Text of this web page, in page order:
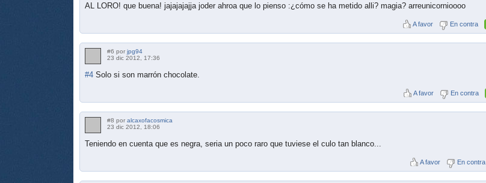
AL LORO! que buena! jajajajajja joder ahroa que lo pienso :¿cómo se ha metido alli? magia? arreunicornioooo
A favor En contra
#6 por jpg94
23 dic 2012, 17:36
#4 Solo si son marrón chocolate.
A favor En contra
#8 por alcaxofacosmica
23 dic 2012, 18:06
Teniendo en cuenta que es negra, seria un poco raro que tuviese el culo tan blanco...
A favor En contra